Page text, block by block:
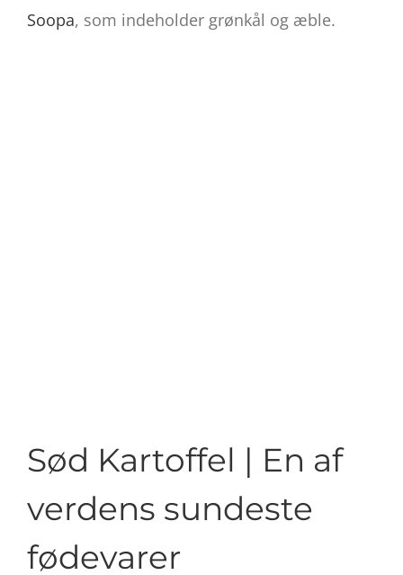
Soopa, som indeholder grønkål og æble.
Sød Kartoffel | En af
verdens sundeste
fødevarer